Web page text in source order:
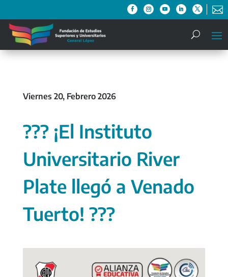

Viernes 20, Febrero 2026
??? ¡El Instituto
Universitario River
Plate llegó a Venado
Tuerto! ???